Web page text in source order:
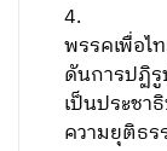
4.
พรรคเพื่อไ
ดันการปฏิรู
เป็นประชา
ความยุติธร